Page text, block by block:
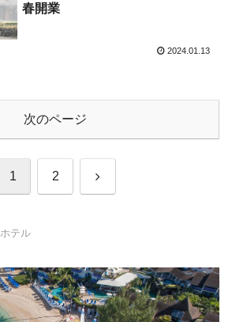
春開業
2024.01.13
次のページ
1 2 次
テル